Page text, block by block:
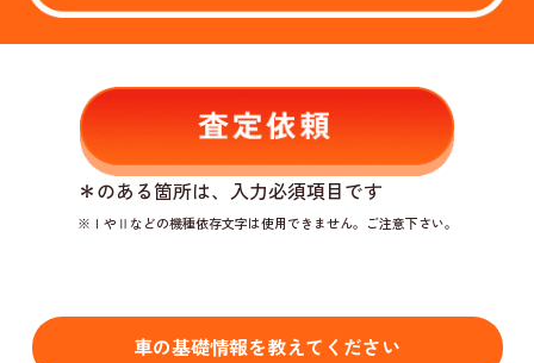
＊のある箇所は、入力必須項目です
※ⅠやⅡなどの機種依存文字は使用できません。ご注意下さい。
車の基礎情報を教えてください